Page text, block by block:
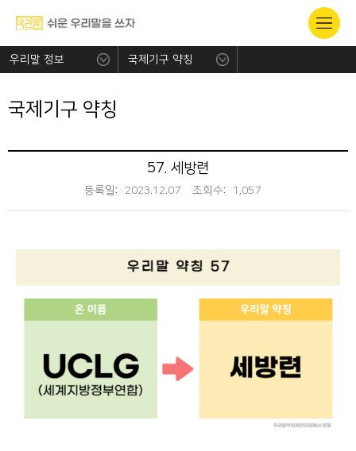
우리말 정보 국제기구 약칭
국제기구 약칭
57. 세방련
등록일: 2023.12.07 조회수: 1,057